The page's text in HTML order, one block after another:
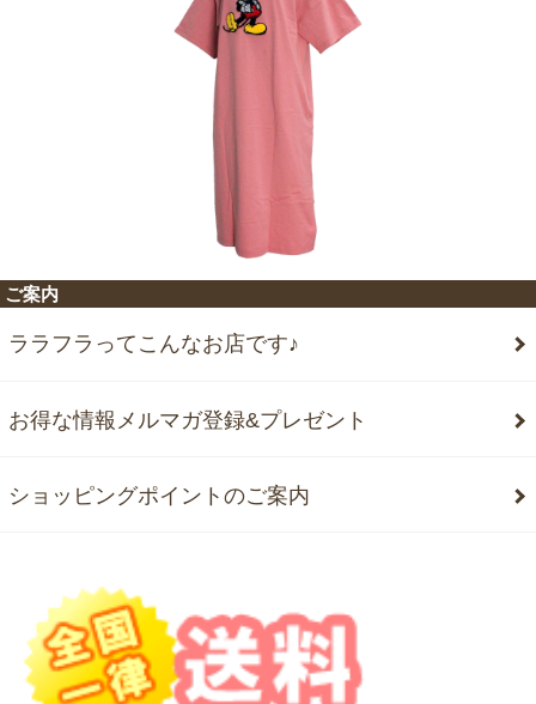
ご案内
ララフラってこんなお店です♪
お得な情報メルマガ登録&プレゼント
ショッピングポイントのご案内